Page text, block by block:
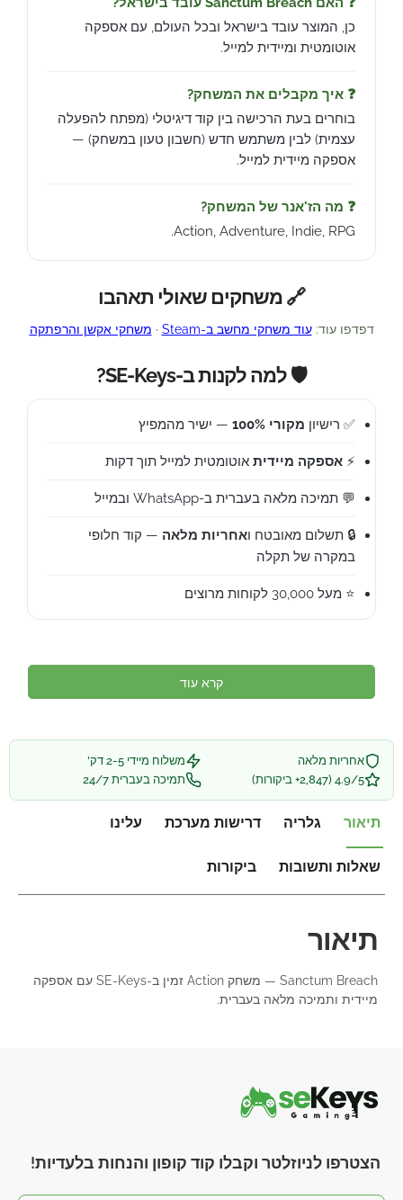
כן, המוצר עובד בישראל ובכל העולם, עם אספקה
אוטומטית ומיידית למייל.
❓ איך מקבלים את המשחק?
בוחרים בעת הרכישה בין קוד דיגיטלי (מפתח להפעלה
עצמית) לבין משתמש חדש (חשבון טעון במשחק) —
אספקה מיידית למייל.
❓ מה הז'אנר של המשחק?
Action, Adventure, Indie, RPG.
🔗 משחקים שאולי תאהבו
דפדפו עוד:עוד משחקי מחשב ב-Steam · משחקי אקשן והרפתקה
🛡️ למה לקנות ב-SE-Keys?
✅ רישיון מקורי 100% — ישיר מהמפיץ
⚡ אספקה מיידית אוטומטית למייל תוך דקות
💬 תמיכה מלאה בעברית ב-WhatsApp ובמייל
🔒 תשלום מאובטח ואחריות מלאה — קוד חלופי
במקרה של תקלה
⭐ מעל 30,000 לקוחות מרוצים
קרא עוד
אחריות מלאה
משלוח מיידי 2-5 דק'
4.9/5 (2,847+ ביקורות)
תמיכה בעברית 24/7
תיאור גלריה דרישות מערכת עלינו
שאלות ותשובות ביקורות
תיאור
Sanctum Breach — משחק Action זמין ב-SE-Keys עם אספקה
מיידית ותמיכה מלאה בעברית.
הצטרפו לניוזלטר וקבלו קוד קופון והנחות בלעדיות!